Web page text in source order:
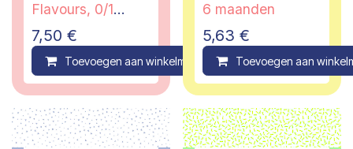
Flavours, 0/1
maand
7,50 €
Toevoegen aan winkelmandje Compare
6 maanden
5,63 €
Toevoegen aan